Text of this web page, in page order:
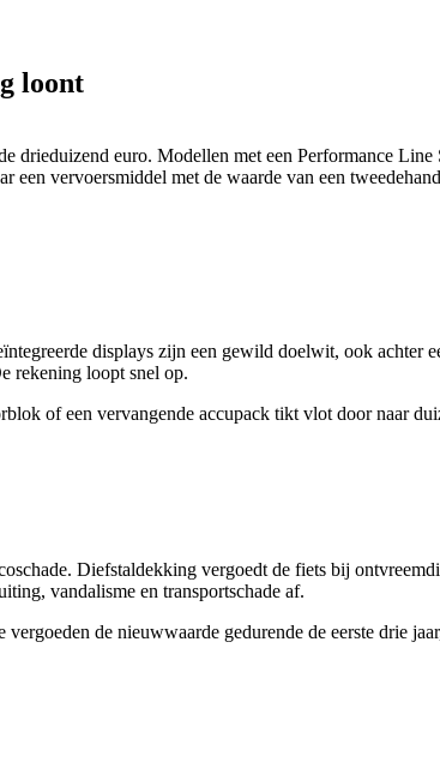
loont
drieduizend euro. Modellen met een Performance
vervoersmiddel met de waarde van een
displays zijn een gewild doelwit, ook achter
rekening loopt snel op.
of een vervangende accupack tikt vlot door naar
Diefstaldekking vergoedt de fiets bij
vandalisme en transportschade af.
de nieuwwaarde gedurende de eerste drie